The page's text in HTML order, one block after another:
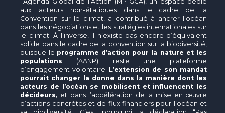
aux acteurs non-étatiques dans le cadre de la
Convention sur le climat, a contribué à ancrer l’océan
dans les négociations et les stratégies internationales sur
le climat. À l’inverse, il n’existe pas encore d’équivalent
solide dans le cadre de la convention sur la biodiversité,
puisque le programme d’action pour la nature et les
populations (AANP) reste une plateforme
d’engagement volontaire. L’extension de son mandat
pourrait changer la donne dans la manière dont les
acteurs de l’océan se mobilisent et influencent les
décideurs, et dans l’accélération de la mise en œuvre
d’actions concrètes et de flux financiers pour l’océan et